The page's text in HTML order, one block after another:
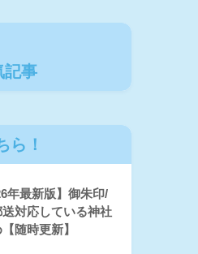
記事
ら！
年最新版】御朱印/
対応している神社
随時更新】